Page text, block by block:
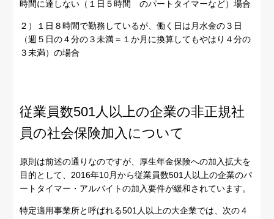
時間に達しない（１日５時間 のパートタイマーなど）場合
２）１日８時間で勤務しているが、働く日は月水金の３日
（週５日の４分の３未満＝１か月に換算してもやはり４分の
３未満）の場合
従業員数501人以上の企業の非正規社
員の社会保険加入について
原則は前述の通りなのですが、厚生年金保険への加入拡大を
目的として、2016年10月から従業員数501人以上の企業のパ
ートタイマー・アルバイトの加入要件が緩和されています。
特定適用事業所と呼ばれる501人以上の大企業では、次の４